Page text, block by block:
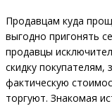
Продавцам куда
выгодно пригонять
продавцы
скидку покупателям,
фактическую
торгуют. Знакомая